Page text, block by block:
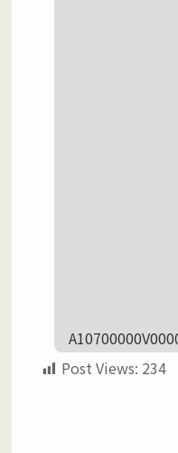
Post Views: 234